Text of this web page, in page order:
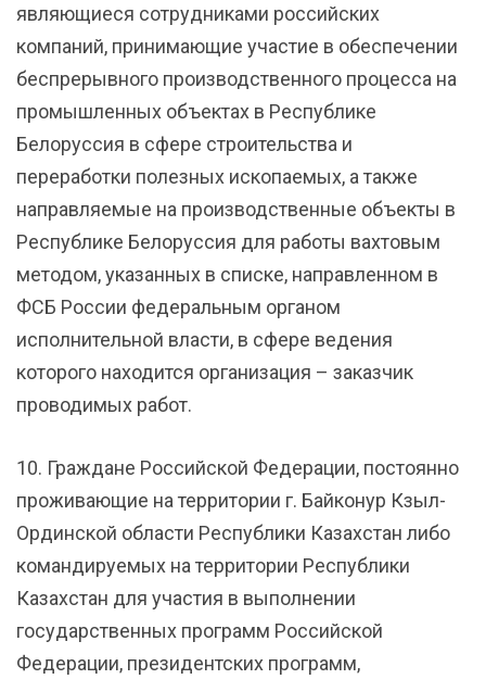
являющиеся сотрудниками российских
компаний, принимающие участие в обеспечении
беспрерывного производственного процесса на
промышленных объектах в Республике
Белоруссия в сфере строительства и
переработки полезных ископаемых, а также
направляемые на производственные объекты в
Республике Белоруссия для работы вахтовым
методом, указанных в списке, направленном в
ФСБ России федеральным органом
исполнительной власти, в сфере ведения
которого находится организация – заказчик
проводимых работ.
10. Граждане Российской Федерации, постоянно
проживающие на территории г. Байконур Кзыл-
Ординской области Республики Казахстан либо
командируемых на территории Республики
Казахстан для участия в выполнении
государственных программ Российской
Федерации, президентских программ,